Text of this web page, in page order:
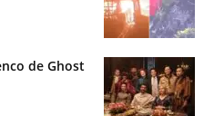
de Ghost